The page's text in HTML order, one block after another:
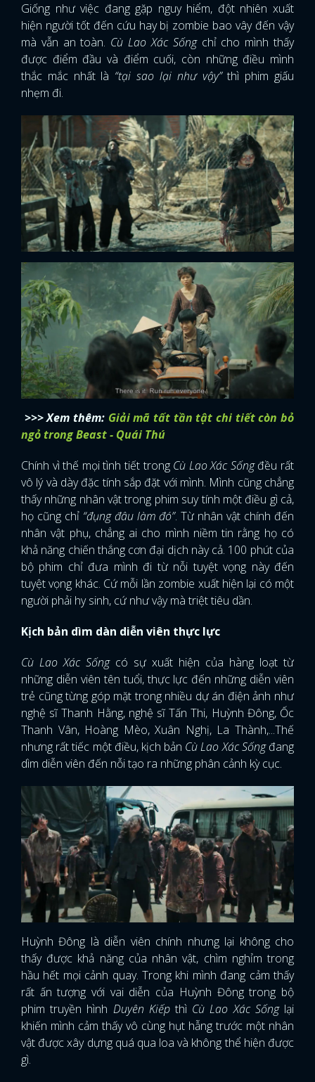
Giống như việc đang gặp nguy hiểm, đột nhiên xuất
hiện người tốt đến cứu hay bị zombie bao vây đến vậy
mà vẫn an toàn. Cù Lao Xác Sống chỉ cho mình thấy
được điểm đầu và điểm cuối, còn những điều mình
thắc mắc nhất là “tại sao lại như vậy”thì phim giấu
nhẹm đi.
>>> Xem thêm: Giải mã tất tần tật chi tiết còn bỏ
ngỏ trong Beast - Quái Thú
Chính vì thế mọi tình tiết trong Cù Lao Xác Sốngđều rất
vô lý và dày đặc tính sắp đặt với mình. Mình cũng chẳng
thấy những nhân vật trong phim suy tính một điều gì cả,
họ cũng chỉ “đụng đâu làm đó”. Từ nhân vật chính đến
nhân vật phụ, chẳng ai cho mình niềm tin rằng họ có
khả năng chiến thắng cơn đại dịch này cả. 100 phút của
bộ phim chỉ đưa mình đi từ nỗi tuyệt vọng này đến
tuyệt vọng khác. Cứ mỗi lần zombie xuất hiện lại có một
người phải hy sinh, cứ như vậy mà triệt tiêu dần.
Kịch bản dìm dàn diễn viên thực lực
Cù Lao Xác Sống có sự xuất hiện của hàng loạt từ
những diễn viên tên tuổi, thực lực đến những diễn viên
trẻ cũng từng góp mặt trong nhiều dự án điện ảnh như
nghệ sĩ Thanh Hằng, nghệ sĩ Tấn Thi, Huỳnh Đông, Ốc
Thanh Vân, Hoàng Mèo, Xuân Nghị, La Thành,...Thế
nhưng rất tiếc một điều, kịch bản Cù Lao Xác Sốngđang
dìm diễn viên đến nỗi tạo ra những phân cảnh kỳ cục.
Huỳnh Đông là diễn viên chính nhưng lại không cho
thấy được khả năng của nhân vật, chìm nghỉm trong
hầu hết mọi cảnh quay. Trong khi mình đang cảm thấy
rất ấn tượng với vai diễn của Huỳnh Đông trong bộ
phim truyền hình Duyên Kiếpthì Cù Lao Xác Sống lại
khiến mình cảm thấy vô cùng hụt hẫng trước một nhân
vật được xây dựng quá qua loa và không thể hiện được
gì.